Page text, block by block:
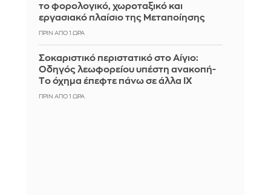
το φορολογικό, χωροταξικό και
εργασιακό πλαίσιο της Μεταποίησης
ΠΡΙΝ ΑΠΌ 1 ΏΡΑ
Σοκαριστικό περιστατικό στο Αίγιο:
Οδηγός λεωφορείου υπέστη ανακοπή-
Tο όχημα έπεφτε πάνω σε άλλα ΙΧ
ΠΡΙΝ ΑΠΌ 1 ΏΡΑ